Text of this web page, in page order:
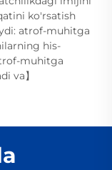
ko'rsatish
atrof-muhitga
his-
muhitga
va】